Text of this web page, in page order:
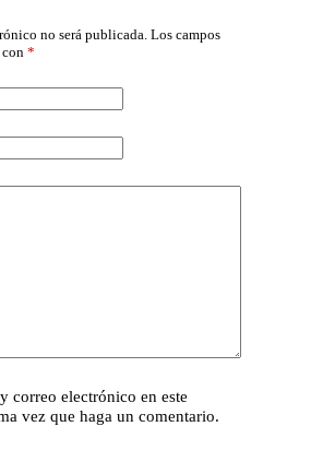
no será publicada. Los campos
con *
correo electrónico en este
vez que haga un comentario.